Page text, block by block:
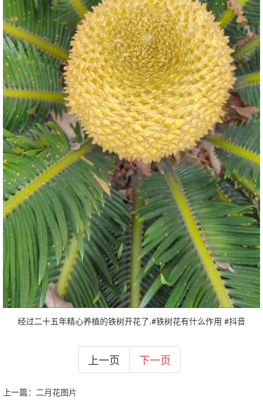
经过二十五年精心养植的铁树开花了.#铁树花有什么作用 #抖音
上一页 下一页
上一篇： 二月花图片